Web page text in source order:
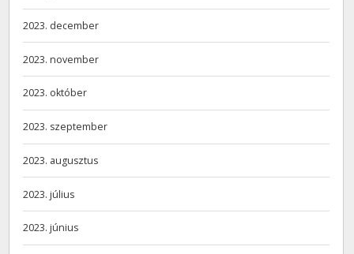
2023. december
2023. november
2023. október
2023. szeptember
2023. augusztus
2023. július
2023. június